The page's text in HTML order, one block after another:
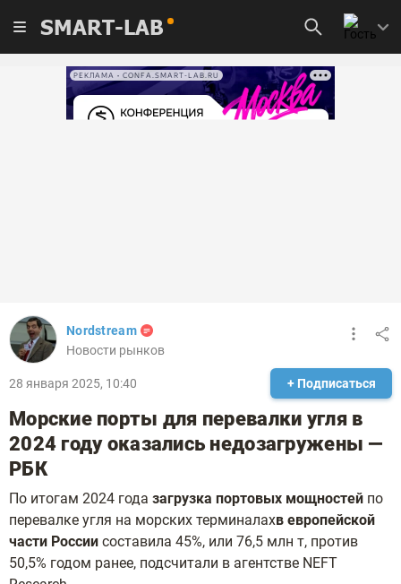
SMART-LAB
РЕКЛАМА • CONFA.SMART-LAB.RU
Nordstream
Новости рынков
28 января 2025, 10:40 + Подписаться
Морские порты для перевалки угля в
2024 году оказались недозагружены —
РБК
По итогам 2024 года загрузка портовых мощностей по
перевалке угля на морских терминалахв европейской
части России составила 45%, или 76,5 млн т, против
50,5% годом ранее, подсчитали в агентстве NEFT